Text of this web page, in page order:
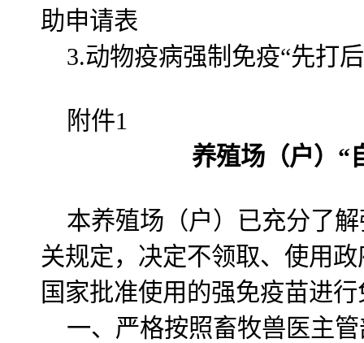
助申请表
3.动物疫病强制免疫“先打
附件1
养殖场（户）“
本养殖场（户）已充分了
关规定，决定不领取、使用
国家批准使用的强免疫苗进
一、严格按照畜牧兽医主